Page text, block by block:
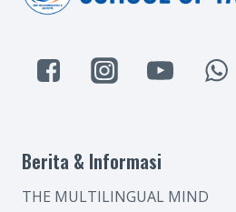
Berita & Informasi
THE MULTILINGUAL MIND